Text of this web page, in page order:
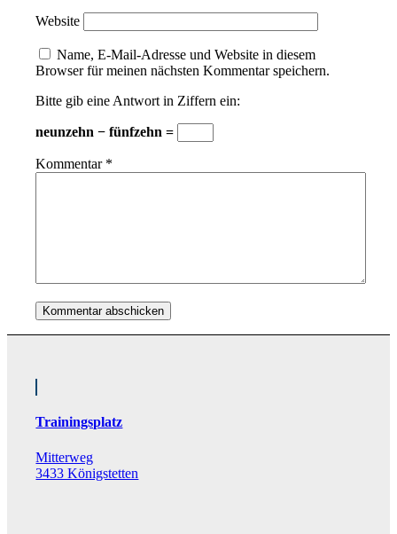
Website
Name, E-Mail-Adresse und Website in diesem
Browser für meinen nächsten Kommentar speichern.
Bitte gib eine Antwort in Ziffern ein:
neunzehn − fünfzehn =
Kommentar *
Trainingsplatz
Mitterweg
3433 Königstetten